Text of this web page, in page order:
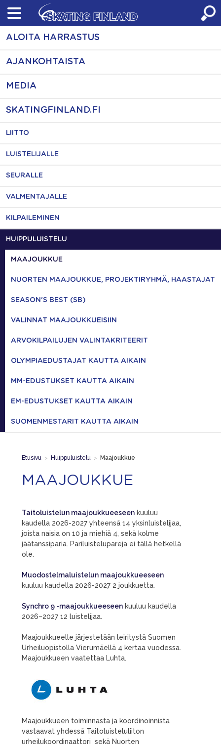
Skip
content
ALOITA HARRASTUS
AJANKOHTAISTA
MEDIA
SKATINGFINLAND.FI
LIITTO
LUISTELIJALLE
SEURALLE
VALMENTAJALLE
KILPAILEMINEN
HUIPPULUISTELU
MAAJOUKKUE
NUORTEN MAAJOUKKUE, PROJEKTIRYHMÄ, HAASTAJAT
SEASON'S BEST (SB)
VALINNAT MAAJOUKKUEISIIN
ARVOKILPAILUJEN VALINTAKRITEERIT
OLYMPIAEDUSTAJAT KAUTTA AIKAIN
MM-EDUSTUKSET KAUTTA AIKAIN
EM-EDUSTUKSET KAUTTA AIKAIN
SUOMENMESTARIT KAUTTA AIKAIN
Etusivu > Huippuluistelu > Maajoukkue
MAAJOUKKUE
Taitoluistelun maajoukkueeseen kuuluu
kaudella 2026-2027 yhteensä 14 yksinluistelijaa,
joista naisia on 10 ja miehiä 4, sekä kolme
jäätanssiparia. Pariluistelupareja ei tällä hetkellä
ole.
Muodostelmaluistelun maajoukkueeseen
kuuluu kaudella 2026-2027 2 joukkuetta.
Synchro 9 -maajoukkueeseen kuuluu kaudella
2026–2027 12 luistelijaa.
Maajoukkueelle järjestetään leiritystä Suomen
Urheiluopistolla Vierumäellä 4 kertaa vuodessa.
Maajoukkueen vaatettaa Luhta.
Maajoukkueen toiminnasta ja koordinoinnista
vastaavat yhdessä Taitoluisteluliiton
urheilukoordinaattori sekä Nuorten